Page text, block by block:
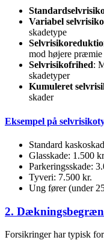
Variabel selvrisiko
skadetype
mod højere præmie
Selvrisikofrihed:
skadetyper
Kumuleret
skader
Eksempel på
Standard
Glasskade: 1.500
Parkeringsskade:
Tyveri: 7.500 kr.
Ung fører (under
2.
Forsikringer har typisk